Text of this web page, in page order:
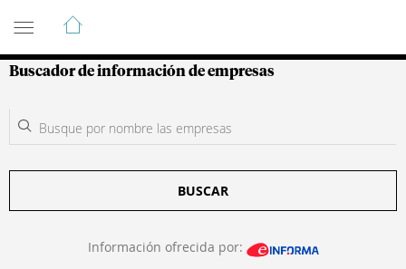
Guía de Empresas Colombianas
Buscador de información de empresas
BUSCAR
Información ofrecida por: